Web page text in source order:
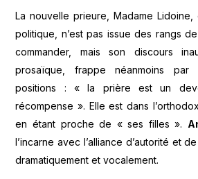
La nouvelle prieure, Madame Lidoine,
politique, n’est pas issue des rangs
commander, mais son discours
prosaïque, frappe néanmoins
positions : « la prière est un
récompense ». Elle est dans
en étant proche de « ses filles ».
l’incarne avec l’alliance d’autorité et
dramatiquement et vocalement.